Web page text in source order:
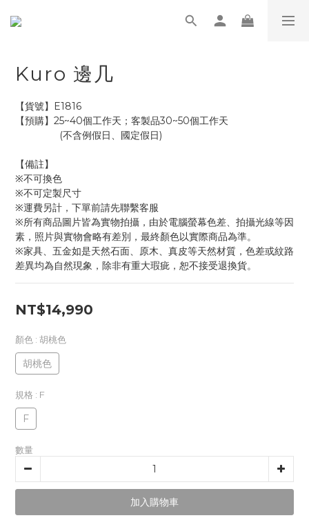
Kuro 邊几
【貨號】E1816
【預購】25~40個工作天；客製品30~50個工作天
                (不含例假日、國定假日)
【備註】
※不可換色
※不可定製尺寸
※運費另計，下單前請先聯繫客服
※所有商品圖片皆為實物拍攝，由於電腦螢幕色差、拍攝光線等因
素，照片與實物會略有差別，最終顏色以實際商品為準。
※家具、五金如是天然石面、原木、真皮等天然材質，色差或紋路
差異均為自然現象，除非有重大瑕疵，恕不接受退換貨。
NT$14,990
顏色 : 胡桃色
胡桃色
規格 : F
F
數量
加入購物車